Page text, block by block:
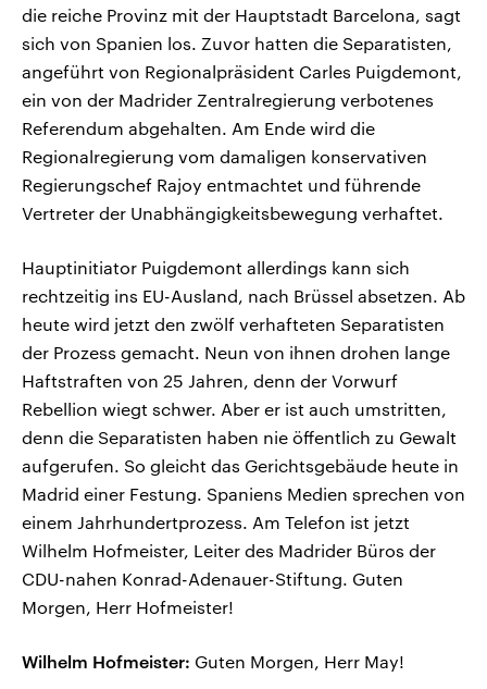
die reiche Provinz mit der Hauptstadt Barcelona, sagt
sich von Spanien los. Zuvor hatten die Separatisten,
angeführt von Regionalpräsident Carles Puigdemont,
ein von der Madrider Zentralregierung verbotenes
Referendum abgehalten. Am Ende wird die
Regionalregierung vom damaligen konservativen
Regierungschef Rajoy entmachtet und führende
Vertreter der Unabhängigkeitsbewegung verhaftet.
Hauptinitiator Puigdemont allerdings kann sich
rechtzeitig ins EU-Ausland, nach Brüssel absetzen. Ab
heute wird jetzt den zwölf verhafteten Separatisten
der Prozess gemacht. Neun von ihnen drohen lange
Haftstraften von 25 Jahren, denn der Vorwurf
Rebellion wiegt schwer. Aber er ist auch umstritten,
denn die Separatisten haben nie öffentlich zu Gewalt
aufgerufen. So gleicht das Gerichtsgebäude heute in
Madrid einer Festung. Spaniens Medien sprechen von
einem Jahrhundertprozess. Am Telefon ist jetzt
Wilhelm Hofmeister, Leiter des Madrider Büros der
CDU-nahen Konrad-Adenauer-Stiftung. Guten
Morgen, Herr Hofmeister!
Wilhelm Hofmeister: Guten Morgen, Herr May!